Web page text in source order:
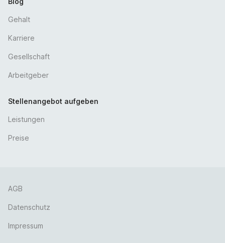
betriebliche Altersversorgung
Gehalt
Karriere
Gesellschaft
Arbeitgeber
Stellenangebot aufgeben
Leistungen
Preise
AGB
Datenschutz
Impressum